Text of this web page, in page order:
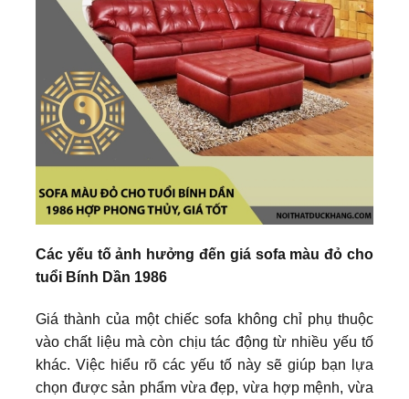
Các yếu tố ảnh hưởng đến giá sofa màu đỏ cho
tuổi Bính Dần 1986
Giá thành của một chiếc sofa không chỉ phụ thuộc
vào chất liệu mà còn chịu tác động từ nhiều yếu tố
khác. Việc hiểu rõ các yếu tố này sẽ giúp bạn lựa
chọn được sản phẩm vừa đẹp, vừa hợp mệnh, vừa